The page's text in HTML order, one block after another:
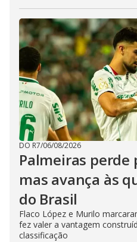
DO R7/06/08/2026
Palmeiras perde
mas avança às
do Brasil
Flaco López e Murilo
fez valer a vantagem
classificação